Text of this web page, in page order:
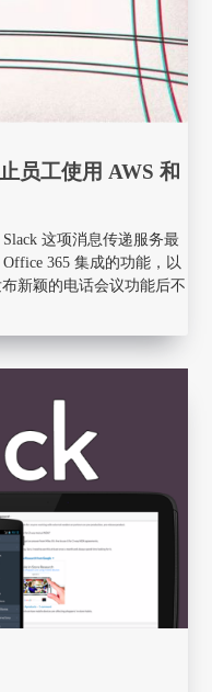
员工使用 AWS 和
这项消息传递服务最
365 集成的功能，以
新颖的电话会议功能后不